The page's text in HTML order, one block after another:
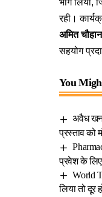
रही।
अमित
सहयोग
You
अवैध
प्रस्ताव को
प्रवेश के
World
लिया तो दूर